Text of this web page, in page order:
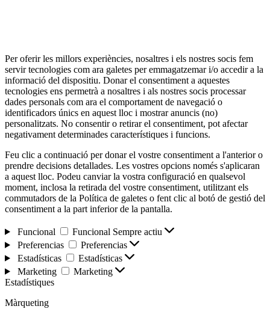
Per oferir les millors experiències, nosaltres i els nostres socis fem
servir tecnologies com ara galetes per emmagatzemar i/o accedir a la
informació del dispositiu. Donar el consentiment a aquestes
tecnologies ens permetrà a nosaltres i als nostres socis processar
dades personals com ara el comportament de navegació o
identificadors únics en aquest lloc i mostrar anuncis (no)
personalitzats. No consentir o retirar el consentiment, pot afectar
negativament determinades característiques i funcions.
Feu clic a continuació per donar el vostre consentiment a l'anterior o
prendre decisions detallades. Les vostres opcions només s'aplicaran
a aquest lloc. Podeu canviar la vostra configuració en qualsevol
moment, inclosa la retirada del vostre consentiment, utilitzant els
commutadors de la Política de galetes o fent clic al botó de gestió del
consentiment a la part inferior de la pantalla.
Funcional Funcional Sempre actiu
Preferencias
Preferencias
Estadísticas
Estadísticas
Marketing
Marketing
Estadístiques
Màrqueting